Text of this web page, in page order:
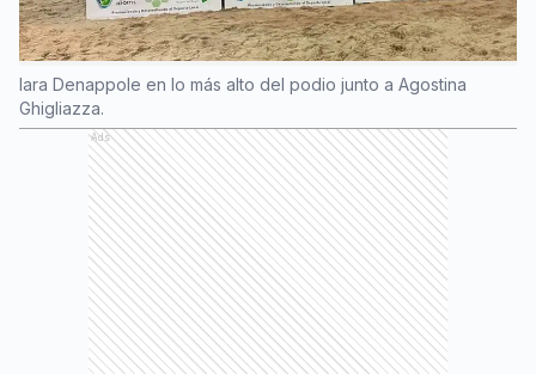
Iara Denappole en lo más alto del podio junto a Agostina
Ghigliazza.
Ads